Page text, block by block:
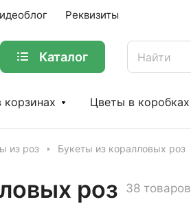
Реквизиты
Каталог
Цветы в коробках
из роз Букеты из коралловых роз
роз 38 товаров